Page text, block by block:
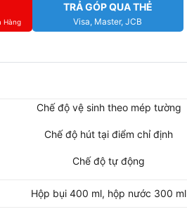
Hàng
TRẢ GÓP QUA THẺ
Visa, Master, JCB
Chế độ vệ sinh theo mép tường
Chế độ hút tại điểm chỉ định
Chế độ tự động
Hộp bụi 400 ml, hộp nước 300 ml